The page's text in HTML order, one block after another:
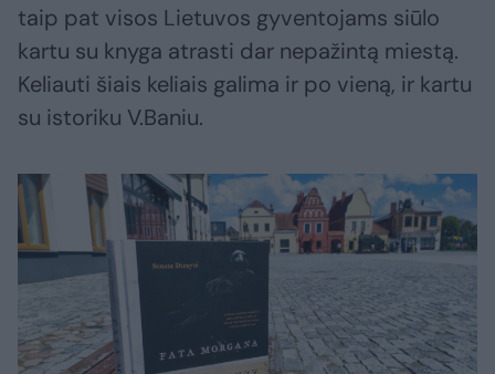
taip pat visos Lietuvos gyventojams siūlo
kartu su knyga atrasti dar nepažintą miestą.
Keliauti šiais keliais galima ir po vieną, ir kartu
su istoriku V.Baniu.